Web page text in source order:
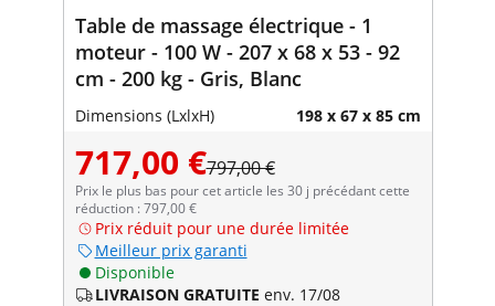
Table de massage électrique - 1
moteur - 100 W - 207 x 68 x 53 - 92
cm - 200 kg - Gris, Blanc
Dimensions (LxlxH) 198 x 67 x 85 cm
717,00 €797,00 €
Prix le plus bas pour cet article les 30 j précédant cette
réduction : 797,00 €
Prix réduit pour une durée limitée
Meilleur prix garanti
Disponible
LIVRAISON GRATUITE env. 17/08